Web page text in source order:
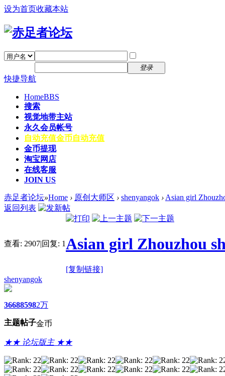
设为首页收藏本站
登录
快捷导航
HomeBBS
搜索
视觉地带主站
永久会员帐号
自动充值金币自动充值
金币提现
淘宝网店
在线客服
JOIN US
赤足者论坛»Home › 原创大师区 › shenyangok › Asian girl
返回列表
查看: 2907|回复: 1Asian girl Zhouzhou
[复制链接]
shenyangok
3668
主题
8598
帖子
2万
金币
★★ 论坛版主 ★★